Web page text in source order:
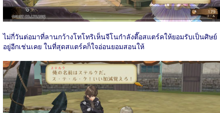
ไม่กี่วันต่อมาที่ลานกว้างโทโทริเห็นจีโนกำลังตื๊อสแตร์คให้ยอมรับเป็นศิษย์
อยู่อีกเช่นเคย ในที่สุดสแตร์คก็ใจอ่อนยอมสอนให้